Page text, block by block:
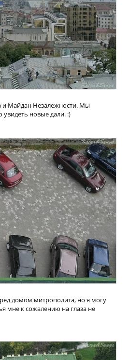
и Майдан Незалежности. Мы
новые дали. :)
домом митрополита, но я могу
мне к сожалению на глаза не